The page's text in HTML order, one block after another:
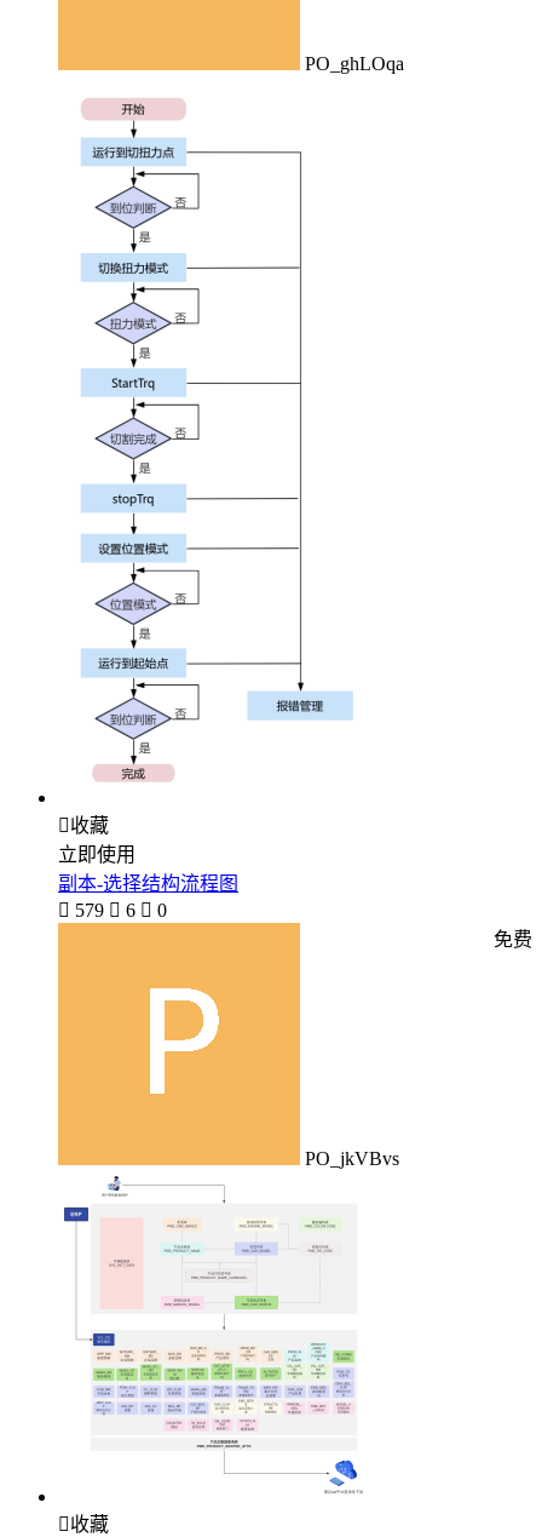
PO_ghLOqa
收藏
立即使用
副本-选择结构流程图
 579  6  0
PO_jkVBvs
免费
收藏